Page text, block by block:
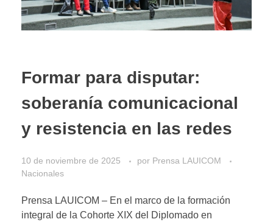
Formar para disputar:
soberanía comunicacional
y resistencia en las redes
10 de noviembre de 2025 por Prensa LAUICOM
Nacionales
Prensa LAUICOM – En el marco de la formación
integral de la Cohorte XIX del Diplomado en